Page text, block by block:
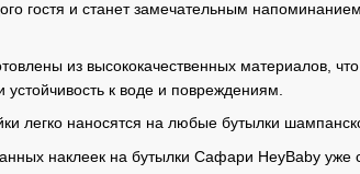
гостя и станет замечательным
из высококачественных материалов, что
устойчивость к воде и повреждениям.
легко наносятся на любые бутылки
наклеек на бутылки Сафари HeyBaby уже